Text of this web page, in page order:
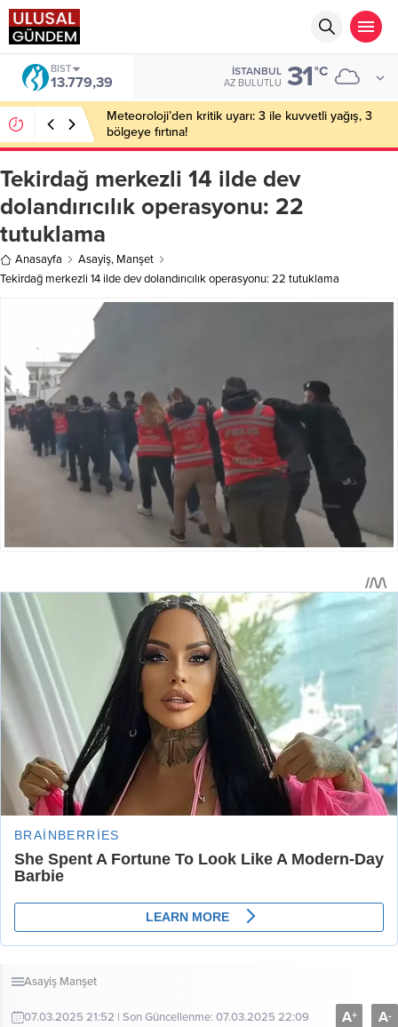
BIST
13.779,39
İSTANBUL
AZ BULUTLU 31°C
Meteoroloji’den kritik uyarı: 3 ile kuvvetli yağış, 3
bölgeye fırtına!
Tekirdağ merkezli 14 ilde dev
dolandırıcılık operasyonu: 22
tutuklama
Anasayfa Asayiş, Manşet
Tekirdağ merkezli 14 ilde dev dolandırıcılık operasyonu: 22 tutuklama
Asayiş Manşet
07.03.2025 21:52 | Son Güncellenme: 07.03.2025 22:09 A+ A-